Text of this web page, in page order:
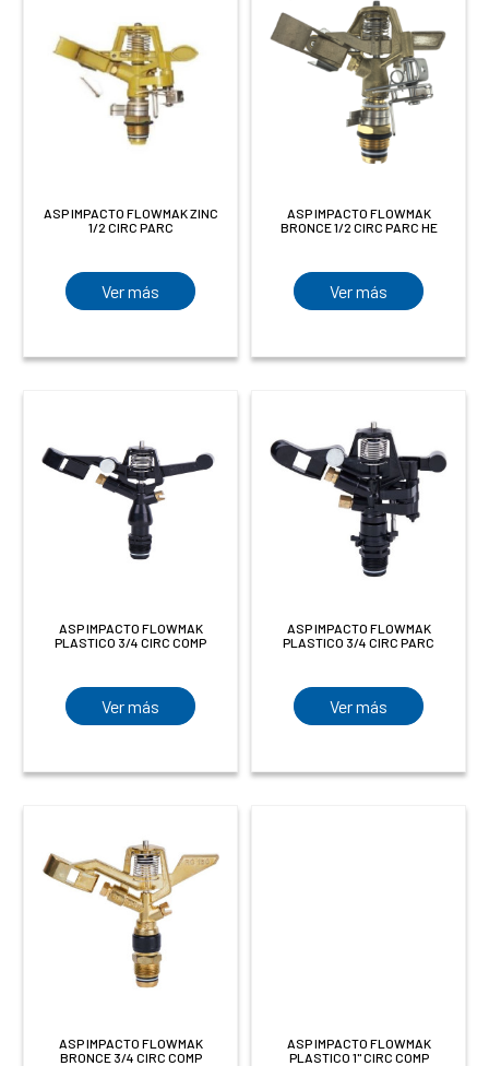
ASP IMPACTO FLOWMAK ZINC
1/2 CIRC PARC
Ver más
ASP IMPACTO FLOWMAK
BRONCE 1/2 CIRC PARC HE
Ver más
ASP IMPACTO FLOWMAK
PLASTICO 3/4 CIRC COMP
Ver más
ASP IMPACTO FLOWMAK
PLASTICO 3/4 CIRC PARC
Ver más
ASP IMPACTO FLOWMAK
BRONCE 3/4 CIRC COMP
ASP IMPACTO FLOWMAK
PLASTICO 1" CIRC COMP